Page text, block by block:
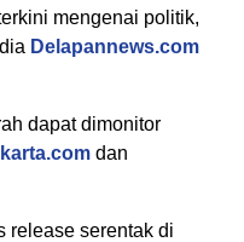
mengenai politik,
Delapannews.com
dapat dimonitor
dan
release serentak di